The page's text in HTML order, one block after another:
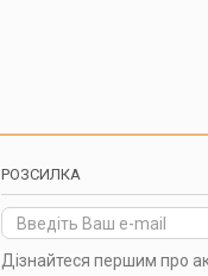
РОЗСИЛКА
Дізнайтеся першим про